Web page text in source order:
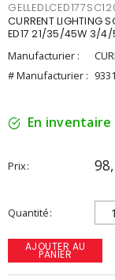
CURRENT LIGHTING
ED17 21/35/45W 3/
Manufacturier :
# Manufacturier :
En inventaire
Prix
Quantité
AJOUTER AU
PANIER